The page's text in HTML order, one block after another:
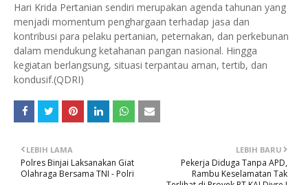
Hari Krida Pertanian sendiri merupakan agenda tahunan yang
menjadi momentum penghargaan terhadap jasa dan
kontribusi para pelaku pertanian, peternakan, dan perkebunan
dalam mendukung ketahanan pangan nasional. Hingga
kegiatan berlangsung, situasi terpantau aman, tertib, dan
kondusif.(QDRI)
LEBIH BARU
Pekerja Diduga Tanpa APD,
Rambu Keselamatan Tak
LEBIH LAMA
Polres Binjai Laksanakan Giat
Olahraga Bersama TNI - Polri